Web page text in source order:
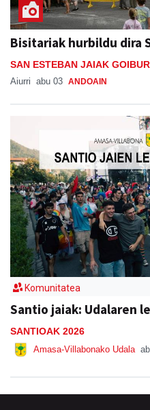
Bisitariak hurbildu dira
SAN ESTEBAN JAIAK
Aiurri abu 03 ANDOAIN
Komunitatea
Santio jaiak: Udalaren
SANTIOAK 2026
Amasa-Villabonako Udala